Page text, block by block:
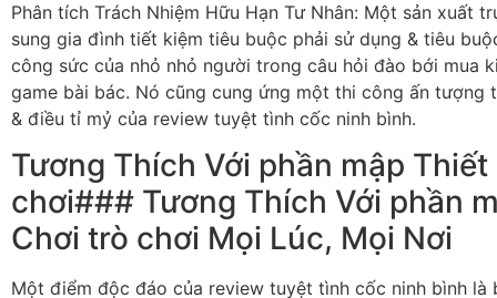
Phân tích Trách Nhiệm Hữu Hạn Tư Nhân: Một sản xuất
sung gia đình tiết kiệm tiêu buộc phải sử dụng & tiêu
công sức của nhỏ nhỏ người trong câu hỏi đào bới mua
game bài bác. Nó cũng cung ứng một thi công ấn tượng
& điều tỉ mỷ của review tuyệt tình cốc ninh bình.
Tương Thích Với phần mập Thiết
chơi### Tương Thích Với phần
Chơi trò chơi Mọi Lúc, Mọi Nơi
Một điểm độc đáo của review tuyệt tình cốc ninh bình